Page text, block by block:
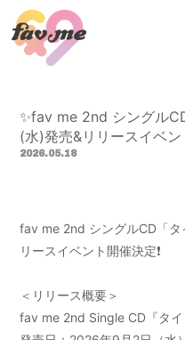
SCHEDULE
無料会員登録
✨fav me 2nd シングル
(水)発売&リリースイベン
2026.05.18
fav me 2nd シングルCD「
リースイベント開催決定❗️
＜リリース概要＞
fav me 2nd Single CD『タイ